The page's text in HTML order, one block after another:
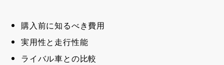
購入前に知るべき費用
実用性と走行性能
ライバル車との比較